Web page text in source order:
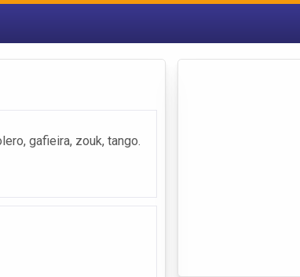
gafieira, zouk, tango.